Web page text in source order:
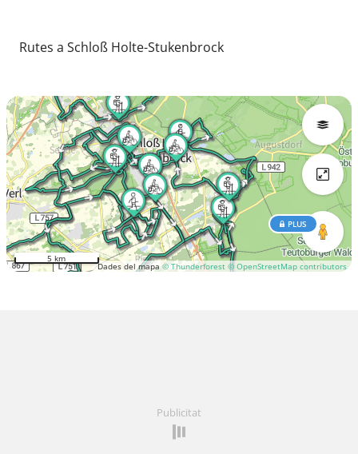
Rutes a Schloß Holte-Stukenbrock
Dades del mapa© Thunderforest © OpenStreetMap contributors
PLUS
5 km
Publicitat